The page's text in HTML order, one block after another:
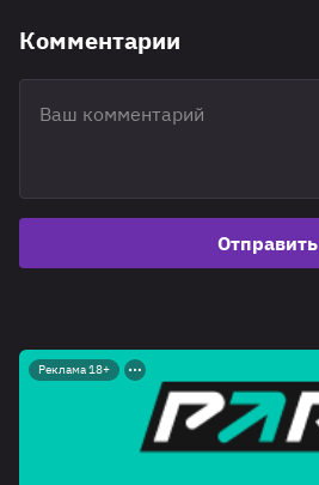
Комментарии
Отправить
Реклама 18+